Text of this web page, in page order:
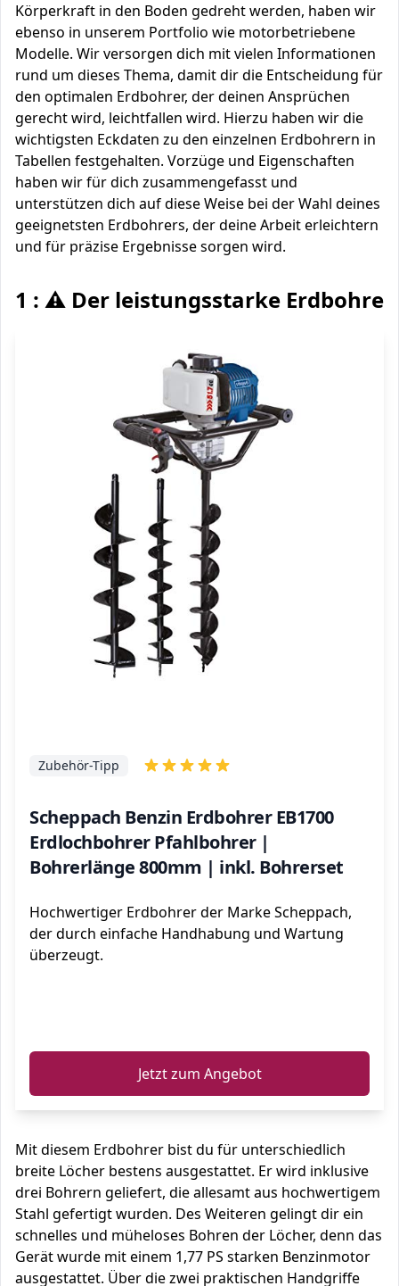
Körperkraft in den Boden gedreht werden, haben wir
ebenso in unserem Portfolio wie motorbetriebene
Modelle. Wir versorgen dich mit vielen Informationen
rund um dieses Thema, damit dir die Entscheidung für
den optimalen Erdbohrer, der deinen Ansprüchen
gerecht wird, leichtfallen wird. Hierzu haben wir die
wichtigsten Eckdaten zu den einzelnen Erdbohrern in
Tabellen festgehalten. Vorzüge und Eigenschaften
haben wir für dich zusammengefasst und
unterstützen dich auf diese Weise bei der Wahl deines
geeignetsten Erdbohrers, der deine Arbeit erleichtern
und für präzise Ergebnisse sorgen wird.
1 : ⚠️ Der leistungsstarke Erdbohrer
Scheppach Benzin Erdbohrer EB1700
Erdlochbohrer Pfahlbohrer |
Bohrerlänge 800mm | inkl. Bohrerset
Zubehör-Tipp
Hochwertiger Erdbohrer der Marke Scheppach,
der durch einfache Handhabung und Wartung
überzeugt.
Jetzt zum Angebot
Mit diesem Erdbohrer bist du für unterschiedlich
breite Löcher bestens ausgestattet. Er wird inklusive
drei Bohrern geliefert, die allesamt aus hochwertigem
Stahl gefertigt wurden. Des Weiteren gelingt dir ein
schnelles und müheloses Bohren der Löcher, denn das
Gerät wurde mit einem 1,77 PS starken Benzinmotor
ausgestattet. Über die zwei praktischen Handgriffe